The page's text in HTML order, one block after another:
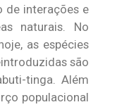
de interações e
naturais. No
as espécies
são
tinga. Além
populacional